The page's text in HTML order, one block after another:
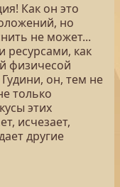
Как он это
но
не может...
ресурсами, как
физичесой
он, тем не
только
этих
исчезает,
другие